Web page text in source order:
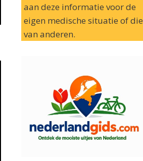
aan deze informatie voor de
eigen medische situatie of die
van anderen.